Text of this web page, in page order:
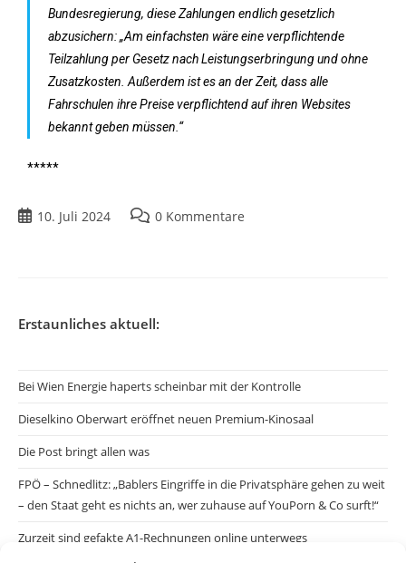
Bundesregierung, diese Zahlungen endlich gesetzlich
abzusichern: „Am einfachsten wäre eine verpflichtende
Teilzahlung per Gesetz nach Leistungserbringung und ohne
Zusatzkosten. Außerdem ist es an der Zeit, dass alle
Fahrschulen ihre Preise verpflichtend auf ihren Websites
bekannt geben müssen.“
*****
10. Juli 2024 0 Kommentare
Erstaunliches aktuell:
Bei Wien Energie haperts scheinbar mit der Kontrolle
Dieselkino Oberwart eröffnet neuen Premium-Kinosaal
Die Post bringt allen was
FPÖ – Schnedlitz: „Bablers Eingriffe in die Privatsphäre gehen zu weit
– den Staat geht es nichts an, wer zuhause auf YouPorn & Co surft!“
Zurzeit sind gefakte A1-Rechnungen online unterwegs